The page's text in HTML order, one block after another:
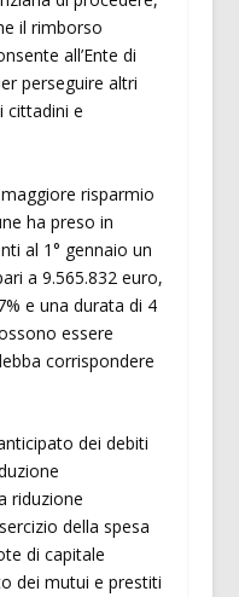
il rimborso
all’Ente di
perseguire altri
cittadini e
risparmio
ha preso in
al 1° gennaio un
a 9.565.832 euro,
e una durata di 4
essere
corrispondere
dei debiti
riduzione
della spesa
di capitale
dei mutui e prestiti